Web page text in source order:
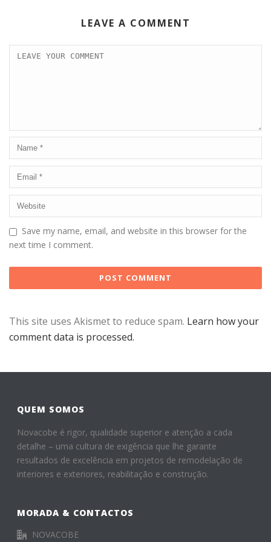
LEAVE A COMMENT
Save my name, email, and website in this browser for the
next time I comment.
This site uses Akismet to reduce spam. Learn how your
comment data is processed.
QUEM SOMOS
Novacobe é rigor, qualidade superior e atenção a cada
detalhe – uma cultura de exigência que lhe garante
resultados de excelência em projetos de remodelação de
interiores e exteriores, reabilitação e construção.
MORADA & CONTACTOS
NOVACOBE